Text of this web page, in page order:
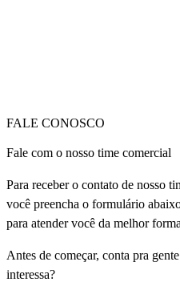
FALE CONOSCO
Fale com o nosso time comercial
Para receber o contato de nosso
você preencha o formulário
para atender você da melhor
Antes de começar, conta pra
interessa?